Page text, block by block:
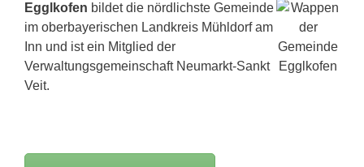
Egglkofen bildet die nördlichste Gemeinde
im oberbayerischen Landkreis Mühldorf am
Inn und ist ein Mitglied der
Verwaltungsgemeinschaft Neumarkt-Sankt
Veit.